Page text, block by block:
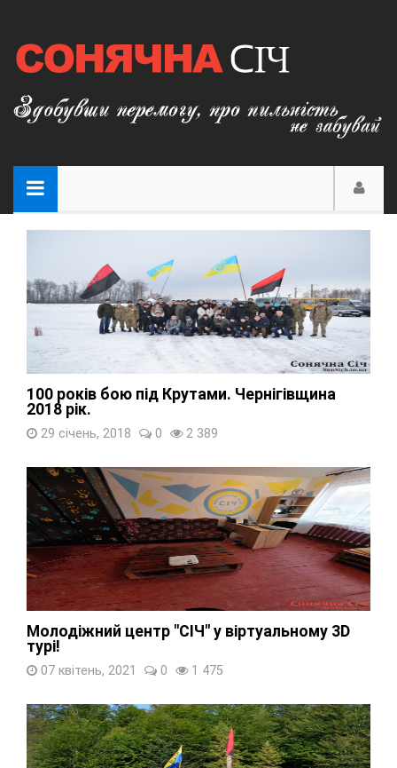
100 років бою під Крутами. Чернігівщина
2018 рік.
29 січень, 2018 0 2 389
Молодіжний центр "СІЧ" у віртуальному 3D
турі!
07 квітень, 2021 0 1 475